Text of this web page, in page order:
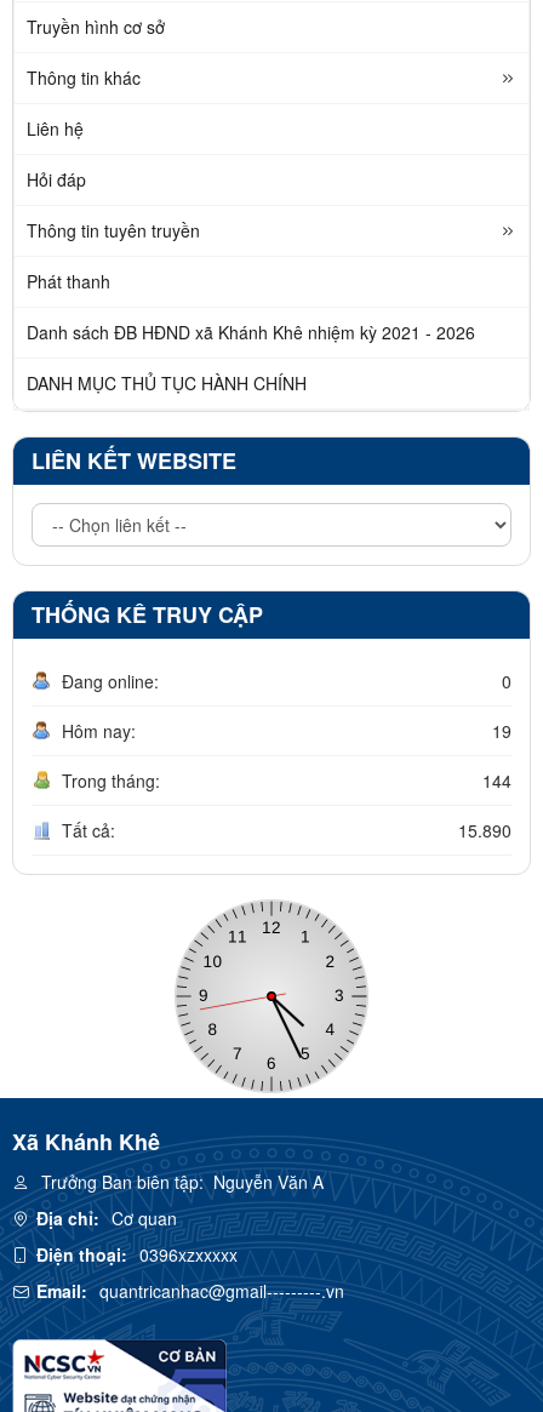
Truyền hình cơ sở
Thông tin khác
Liên hệ
Hỏi đáp
Thông tin tuyên truyền
Phát thanh
Danh sách ĐB HĐND xã Khánh Khê nhiệm kỳ 2021 - 2026
DANH MỤC THỦ TỤC HÀNH CHÍNH
LIÊN KẾT WEBSITE
THỐNG KÊ TRUY CẬP
Đang online: 0
Hôm nay: 19
Trong tháng: 144
Tất cả: 15.890
Xã Khánh Khê
Trưởng Ban biên tập:Nguyễn Văn A
Địa chỉ: Cơ quan
Điện thoại: 0396xzxxxxx
Email: quantricanhac@gmail---------.vn